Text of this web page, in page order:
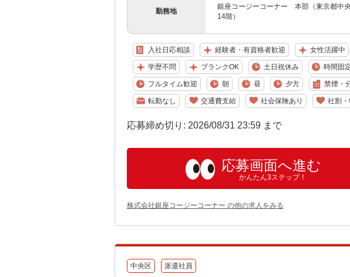
勤務地
銀座コージーコーナー 本部（東京都中
14階）
入社日応相談 経験者・有資格者歓迎 女性活躍中
学歴不問 ブランクOK 土日祝休み 時間固
フルタイム歓迎 朝 昼 夕方 禁煙・
転勤なし 交通費支給 社会保険あり 社割・
応募締め切り: 2026/08/31 23:59 まで
応募画面へ進む
かんたん3ステップ！
株式会社銀座コージーコーナー の他の求人をみる
中央区 派遣社員